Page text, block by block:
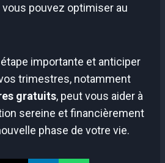
pouvez optimiser au
importante et anticiper
trimestres, notamment
gratuits, peut vous aider à
sereine et financièrement
phase de votre vie.